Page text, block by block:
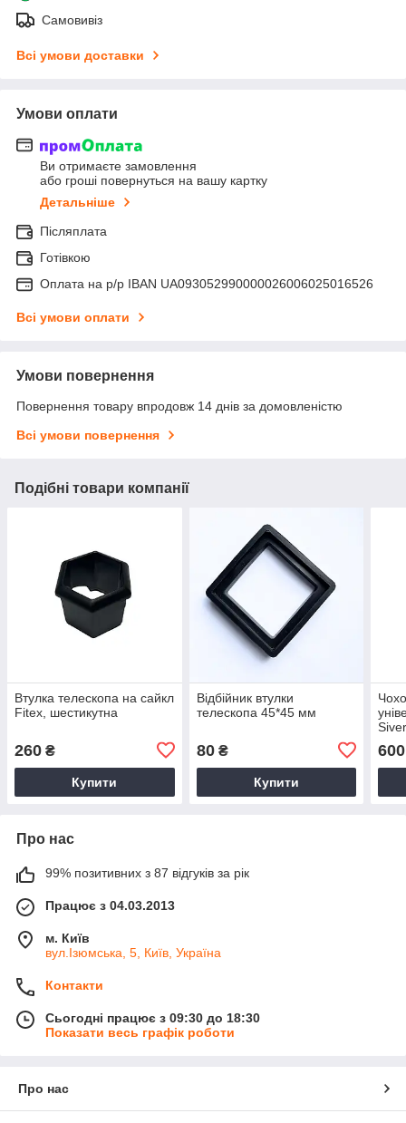
Самовивіз
Всі умови доставки
Умови оплати
Ви отримаєте замовлення
або гроші повернуться на вашу картку
Детальніше
Післяплата
Готівкою
Оплата на р/р IBAN UA093052990000026006025016526
Всі умови оплати
Умови повернення
Повернення товару впродовж 14 днів за домовленістю
Всі умови повернення
Подібні товари компанії
Втулка телескопа на сайкл
Fitex, шестикутна
260 ₴
Купити
Відбійник втулки
телескопа 45*45 мм
80₴
Купити
600
Про нас
99% позитивних з 87 відгуків за рік
Працює з 04.03.2013
м. Київ
вул.Ізюмська, 5, Київ, Україна
Контакти
Сьогодні працює з 09:30 до 18:30
Показати весь графік роботи
Про нас